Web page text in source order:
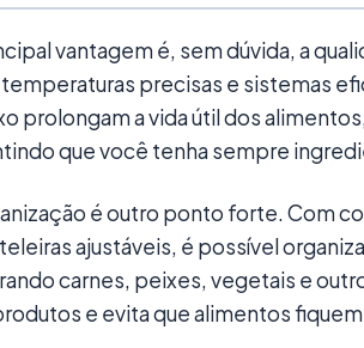
vantagem é, sem dúvida, a
precisas e sistemas
prolongam a vida útil dos
que você tenha sempre
é outro ponto forte. Com
ajustáveis, é possível
carnes, peixes, vegetais e
e evita que alimentos